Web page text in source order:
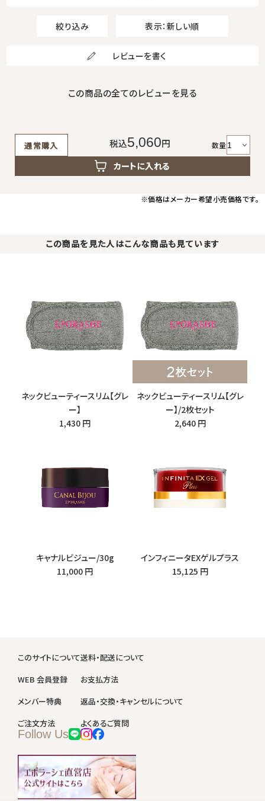
絞り込み 表示：新しい順
レビューを書く
この商品の全てのレビューを見る
通常購入 税込5,060円 数量
カートに入れる
※価格はメーカー希望小売価格です。
この商品を見た人はこんな商品も見ています
ネックビューティースリム【グレ
ー】
1,430 円
ネックビューティースリム【グレ
ー】/2枚セット
2,640 円
キャナルビジュー/30g
11,000 円
インフィニータEXゲルプラス
15,125 円
このサイトについて
WEB 会員登録
メンバー特典
ご注文方法
送料・配送について
お支払方法
返品・交換・キャンセルについて
よくあるご質問
Follow Us